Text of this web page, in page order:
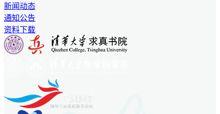
新闻动态
通知公告
资料下载